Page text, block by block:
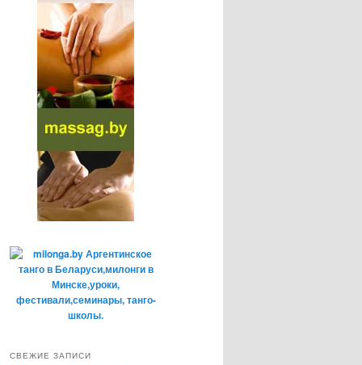
СВЕЖИЕ ЗАПИСИ